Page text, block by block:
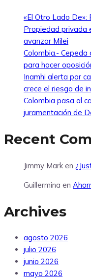
«El Otro Lado De»:
Propiedad privada
avanzar Milei
Colombia.- Cepeda
para hacer
Inamhi alerta por
crece el riesgo de
Colombia pasa al
juramentación de
Recent
Jimmy Mark en
Guillermina en
Archives
agosto 2026
julio 2026
junio 2026
mayo 2026